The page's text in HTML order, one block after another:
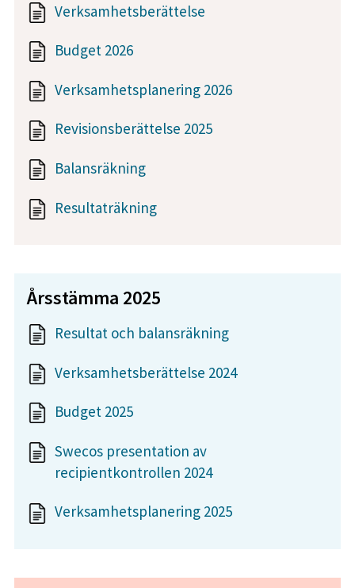
Verksamhetsberättelse
Budget 2026
Verksamhetsplanering 2026
Revisionsberättelse 2025
Balansräkning
Resultaträkning
Årsstämma 2025
Resultat och balansräkning
Verksamhetsberättelse 2024
Budget 2025
Swecos presentation av
recipientkontrollen 2024
Verksamhetsplanering 2025